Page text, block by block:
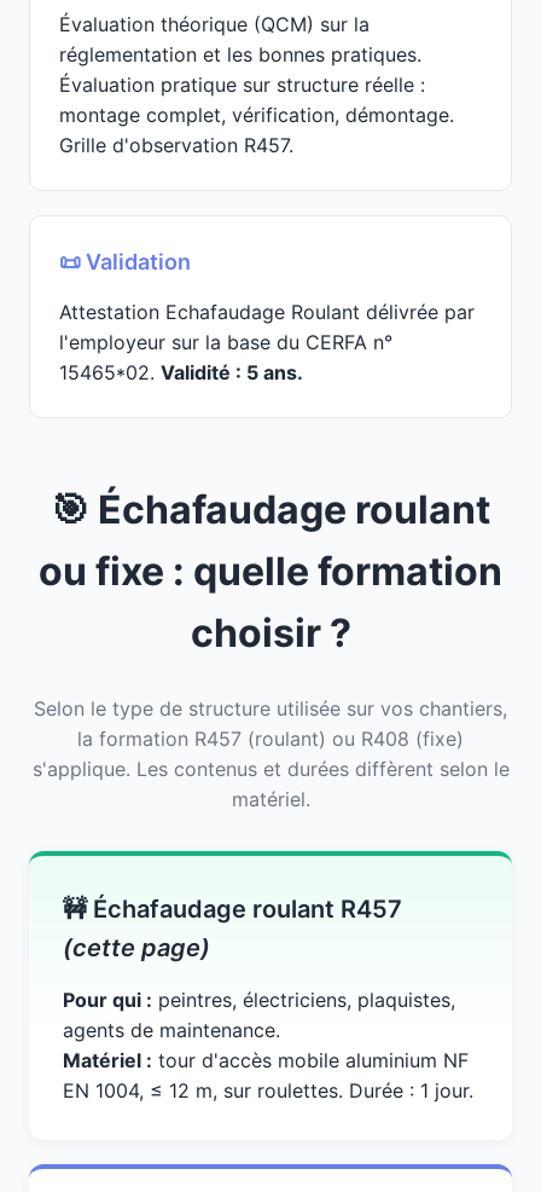
Évaluation théorique (QCM) sur la
réglementation et les bonnes pratiques.
Évaluation pratique sur structure réelle :
montage complet, vérification, démontage.
Grille d'observation R457.
📜 Validation
Attestation Echafaudage Roulant délivrée par
l'employeur sur la base du CERFA n°
15465*02. Validité : 5 ans.
🎯 Échafaudage roulant
ou fixe : quelle formation
choisir ?
Selon le type de structure utilisée sur vos chantiers,
la formation R457 (roulant) ou R408 (fixe)
s'applique. Les contenus et durées diffèrent selon le
matériel.
🚧 Échafaudage roulant R457
(cette page)
Pour qui : peintres, électriciens, plaquistes,
agents de maintenance.
Matériel : tour d'accès mobile aluminium NF
EN 1004, ≤ 12 m, sur roulettes. Durée : 1 jour.